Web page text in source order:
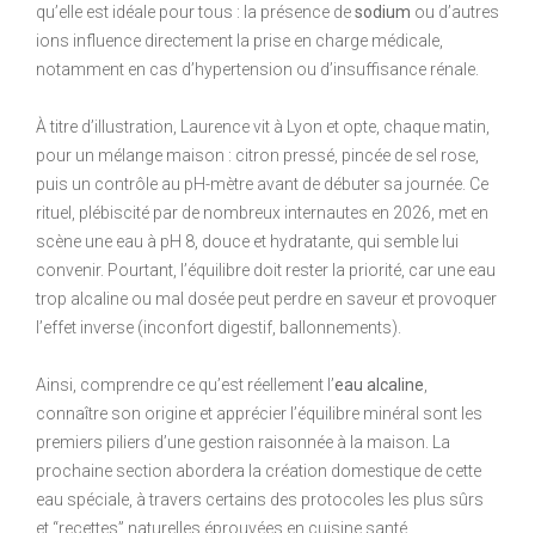
qu’elle est idéale pour tous : la présence desodium ou d’autres
ions influence directement la prise en charge médicale,
notamment en cas d’hypertension ou d’insuffisance rénale.
À titre d’illustration, Laurence vit à Lyon et opte, chaque matin,
pour un mélange maison : citron pressé, pincée de sel rose,
puis un contrôle au pH-mètre avant de débuter sa journée. Ce
rituel, plébiscité par de nombreux internautes en 2026, met en
scène une eau à pH 8, douce et hydratante, qui semble lui
convenir. Pourtant, l’équilibre doit rester la priorité, car une eau
trop alcaline ou mal dosée peut perdre en saveur et provoquer
l’effet inverse (inconfort digestif, ballonnements).
Ainsi, comprendre ce qu’est réellement l’eau alcaline
connaître son origine et apprécier l’équilibre minéral sont les
premiers piliers d’une gestion raisonnée à la maison. La
prochaine section abordera la création domestique de cette
eau spéciale, à travers certains des protocoles les plus sûrs
et “recettes” naturelles éprouvées en cuisine santé.